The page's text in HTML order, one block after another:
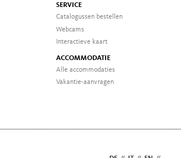
SERVICE
Catalogussen bestellen
Webcams
Interactieve kaart
ACCOMMODATIE
Alle accommodaties
Vakantie-aanvragen